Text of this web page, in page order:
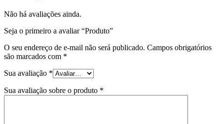
Não há avaliações ainda.
Seja o primeiro a avaliar “Produto”
O seu endereço de e-mail não será publicado. Campos obrigatórios
são marcados com *
Sua avaliação *
Sua avaliação sobre o produto *